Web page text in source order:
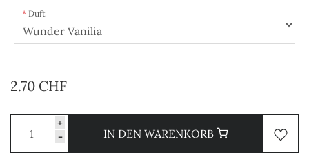
Duft
2.70 CHF
+
-
IN DEN WARENKORB